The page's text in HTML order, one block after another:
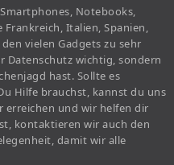
Notebooks,
Italien, Spanien,
vielen Gadgets zu sehr
Datenschutz wichtig, sondern
hast. Sollte es
Hilfe brauchst, kannst du uns
erreichen und wir helfen dir
kontaktieren wir auch den
damit wir alle